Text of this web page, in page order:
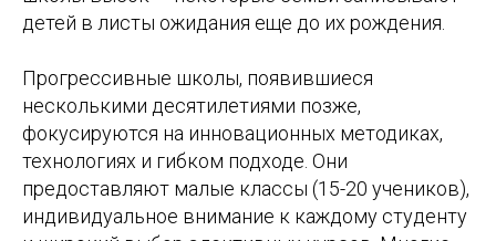
детей в листы ожидания еще до их рождения.
Прогрессивные школы, появившиеся
несколькими десятилетиями позже,
фокусируются на инновационных методиках,
технологиях и гибком подходе. Они
предоставляют малые классы (15-20 учеников),
индивидуальное внимание к каждому студенту